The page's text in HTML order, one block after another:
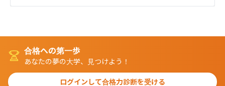
合格への第一歩
あなたの夢の大学、見つけよう！
ログインして合格力診断を受ける